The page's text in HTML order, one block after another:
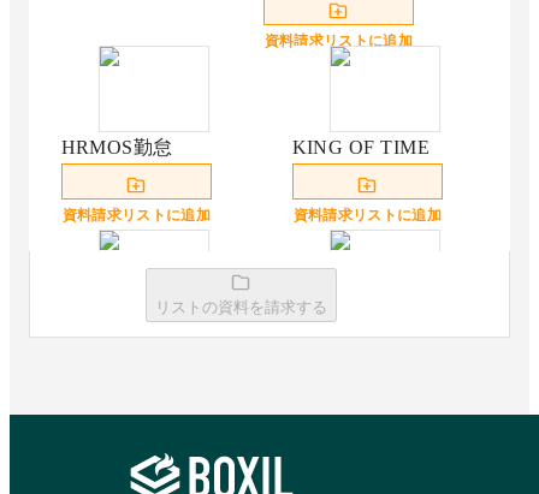
資料請求リストに追加
HRMOS勤怠
資料請求リストに追加
KING OF TIME
資料請求リストに追加
リストの資料を請求する